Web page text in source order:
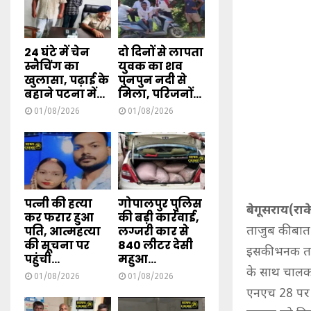
ताजुब की
इसकी भनक
के साथ चालक
एनएच 28 पर
24 घंटे में चेन
स्नैचिंग का
खुलासा, पढ़ाई के
बहाने पटना में...
01/08/2026
दो दिनों से लापता
युवक का शव
पुनपुन नदी से
मिला, परिजनों...
01/08/2026
पत्नी की हत्या
कर फरार हुआ
पति, आत्महत्या
की सूचना पर
पहुंची...
01/08/2026
गोपालपुर पुलिस
की बड़ी कार्रवाई,
लग्जरी कार से
840 लीटर देसी
महुआ...
01/08/2026